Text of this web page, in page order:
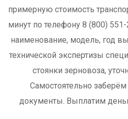
примерную стоимость
минут по телефону 8 (800)
наименование, модель, год
технической экспертизы
стоянки зерновоза,
Самостоятельно
документы. Выплатим